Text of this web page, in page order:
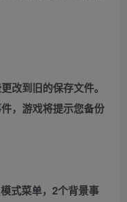
改到旧的保存文件。
，游戏将提示您备份
式菜单，2个背景事